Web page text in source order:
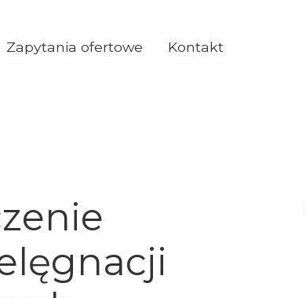
Zapytania ofertowe Kontakt